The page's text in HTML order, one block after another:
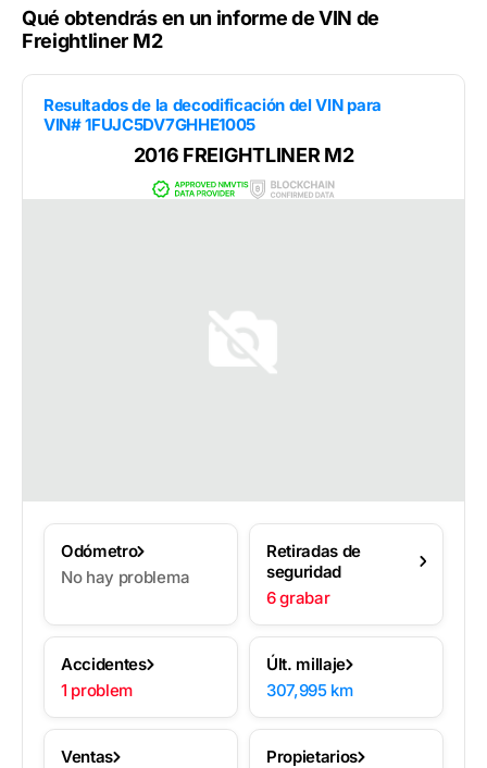
Qué obtendrás en un informe de VIN de
Freightliner M2
Resultados de la decodificación del VIN para
VIN# 1FUJC5DV7GHHE1005
2016 FREIGHTLINER M2
Odómetro
No hay problema
Retiradas de
seguridad
6 grabar
Accidentes
1 problem
Últ. millaje
307,995 km
Ventas
Propietarios